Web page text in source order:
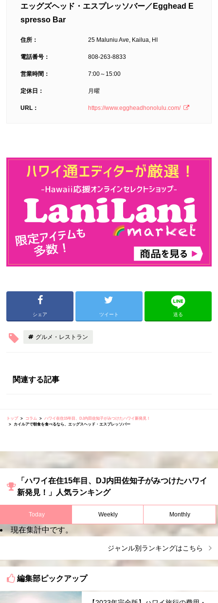
エッグズヘッド・エスプレッソバー／Egghead E
spresso Bar
住所： 25 Maluniu Ave, Kailua, HI
電話番号： 808-263-8833
営業時間： 7:00～15:00
定休日： 月曜
URL： https://www.eggheadhonolulu.com/
シェア ツイート 送る
グルメ・レストラン
関連する記事
トップ コラム
ハワイ在住15年目、DJ内田佐知子がみつけたハワイ新発見！
カイルアで朝食を食べるなら、エッグスヘッド・エスプレッソバー
「ハワイ在住15年目、DJ内田佐知子がみつけたハワイ
新発見！」人気ランキング
Today Weekly Monthly
現在集計中です。
ジャンル別ランキングはこちら
編集部ピックアップ